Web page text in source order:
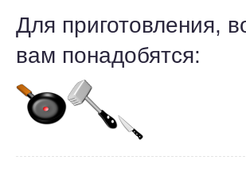
Для приготовления,
вам понадобятся: